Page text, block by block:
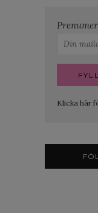
Klicka här